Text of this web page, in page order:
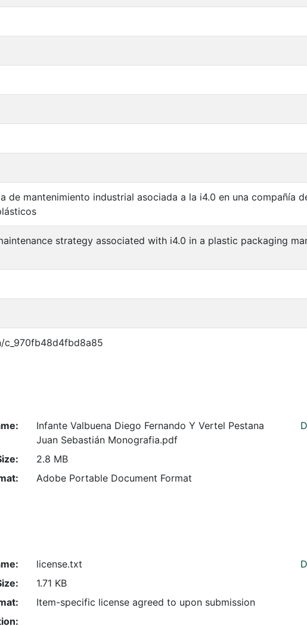
de mantenimiento industrial asociada a la i4.0 en una compañía
strategy associated with i4.0 in a plastic packaging
Infante Valbuena Diego Fernando Y Vertel Pestana
Juan Sebastián Monografia.pdf
2.8 MB
Adobe Portable Document Format
license.txt
1.71 KB
Item-specific license agreed to upon submission